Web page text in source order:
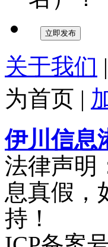
关于我们 |
为首页 |
伊川信息
法律声明
息真假，
持！